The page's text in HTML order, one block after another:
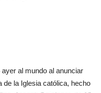
al mundo al anunciar
la Iglesia católica, hecho